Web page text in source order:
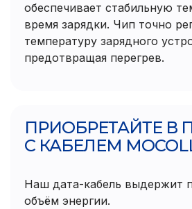
обеспечивает стабильную
время зарядки. Чип точно
температуру зарядного
предотвращая перегрев.
ПРИОБРЕТАЙТЕ В
С КАБЕЛЕМ
Наш дата-кабель выдержит
объём энергии.